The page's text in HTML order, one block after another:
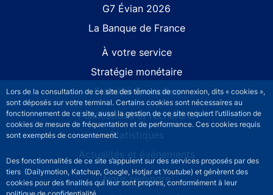
Lors de la consultation de ce site des témoins de connexion, dits « cookies »,
sont déposés sur votre terminal. Certains cookies sont nécessaires au
fonctionnement de ce site, aussi la gestion de ce site requiert l’utilisation de
cookies de mesure de fréquentation et de performance. Ces cookies requis
sont exemptés de consentement.
Des fonctionnalités de ce site s’appuient sur des services proposés par des
tiers (Dailymotion, Katchup, Google, Hotjar et Youtube) et génèrent des
cookies pour des finalités qui leur sont propres, conformément à leur
G7 Évian 2026
La Banque de France
À votre service
Stratégie monétaire
Stabilité financière
Publications et recherche
Statistiques
Actualités et événements
Nous rejoindre